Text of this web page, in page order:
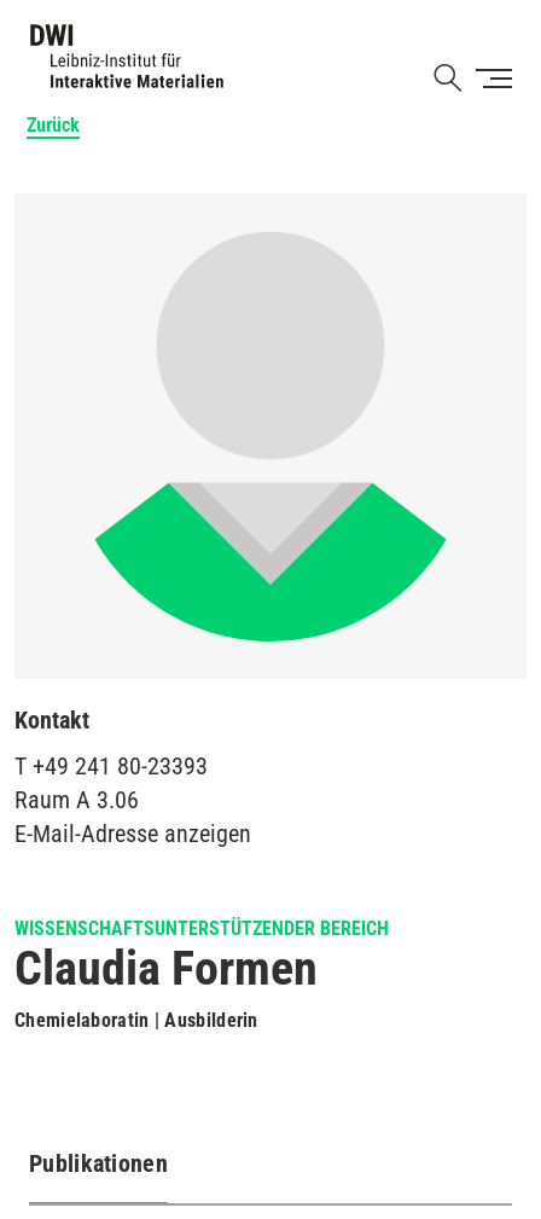
Zurück
Kontakt
T +49 241 80-23393
Raum A 3.06
E-Mail-Adresse anzeigen
WISSENSCHAFTSUNTERSTÜTZENDER BEREICH
Claudia Formen
Chemielaboratin | Ausbilderin
Publikationen
(aktiver